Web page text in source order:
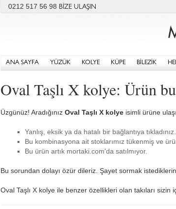
0212 517 56 98 BİZE ULAŞIN
ANA SAYFA YÜZÜK KOLYE KÜPE BİLEZİK
Oval Taşlı X kolye: Ürün
Üzgünüz! Aradığınız Oval Taşlı X kolye isimli ürüne
Yanlış, eksik ya da hatalı bir bağlantıya tıkladınız.
Bu kombinasyona ait stoklarımız tükenmiş ve
Bu ürün artık mortaki.com'da satılmıyor.
Bu sorundan dolayı özür dileriz. Şayet sormak
Oval Taşlı X kolye ile benzer özellikleri olan takıları sizin